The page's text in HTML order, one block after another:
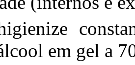
em gel a